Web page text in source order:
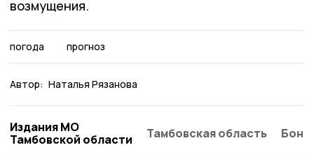
возмущения.
погода прогноз
Автор: Наталья Рязанова
Издания МО
Тамбовской области
Тамбовская область